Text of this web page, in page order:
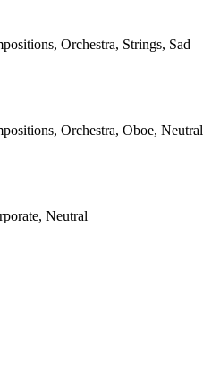
Orchestra, Strings, Sad
Orchestra, Oboe, Neutral
Neutral